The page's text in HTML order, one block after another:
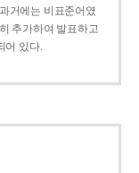
거에는 비표준어였
추가하여 발표하고
어 있다.